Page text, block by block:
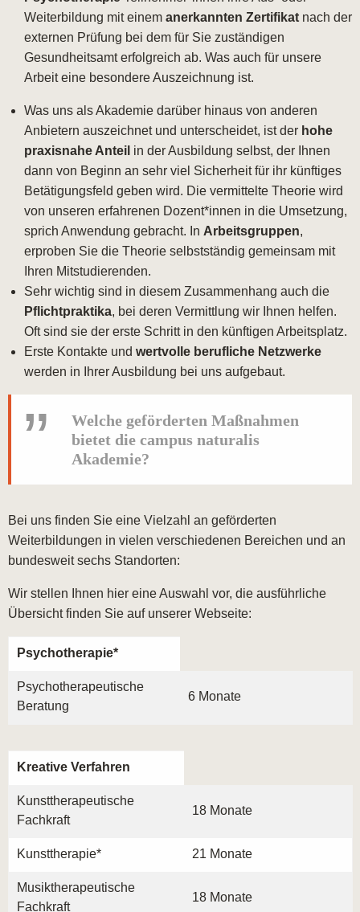
Weiterbildung mit einem anerkannten Zertifikat nach der
externen Prüfung bei dem für Sie zuständigen
Gesundheitsamt erfolgreich ab. Was auch für unsere
Arbeit eine besondere Auszeichnung ist.
Was uns als Akademie darüber hinaus von anderen
Anbietern auszeichnet und unterscheidet, ist der hohe
praxisnahe Anteil in der Ausbildung selbst, der Ihnen
dann von Beginn an sehr viel Sicherheit für ihr künftiges
Betätigungsfeld geben wird. Die vermittelte Theorie wird
von unseren erfahrenen Dozent*innen in die Umsetzung,
sprich Anwendung gebracht. In Arbeitsgruppen,
erproben Sie die Theorie selbstständig gemeinsam mit
Ihren Mitstudierenden.
Sehr wichtig sind in diesem Zusammenhang auch die
Pflichtpraktika, bei deren Vermittlung wir Ihnen helfen.
Oft sind sie der erste Schritt in den künftigen Arbeitsplatz.
Erste Kontakte und wertvolle berufliche Netzwerke
werden in Ihrer Ausbildung bei uns aufgebaut.
Welche geförderten Maßnahmen
bietet die campus naturalis
Akademie?
Bei uns finden Sie eine Vielzahl an geförderten
Weiterbildungen in vielen verschiedenen Bereichen und an
bundesweit sechs Standorten:
Wir stellen Ihnen hier eine Auswahl vor, die ausführliche
Übersicht finden Sie auf unserer Webseite:
Psychotherapie*
Psychotherapeutische
Beratung
6 Monate
Kreative Verfahren
Kunsttherapeutische
Fachkraft
18 Monate
Kunsttherapie* 21 Monate
Musiktherapeutische
Fachkraft
18 Monate